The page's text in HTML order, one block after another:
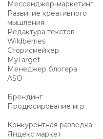
Мессенджер-маркетинг
Развитие креативного
мышления
Редактура текстов
Wildberries
Сторисмейкер
MyTarget
Менеджер блогера
ASO
Брендинг
Продюсирование игр
Конкурентная разведка
Яндекс маркет